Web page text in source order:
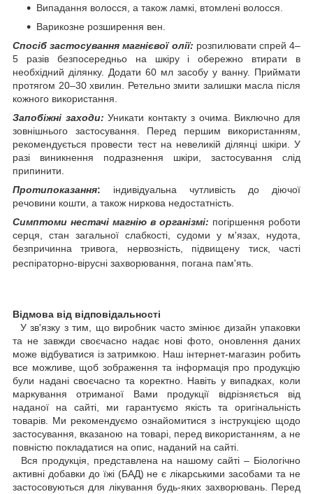
Випадання волосся, а також ламкі, втомлені волосся.
Варикозне розширення вен.
Спосіб застосування магнієвої олії: розпилювати спрей 4–
5 разів безпосередньо на шкіру і обережно втирати в
необхідний ділянку. Додати 60 мл засобу у ванну. Приймати
протягом 20–30 хвилин. Ретельно змити залишки масла після
кожного використання.
Запобіжні заходи: Уникати контакту з очима. Виключно для
зовнішнього застосування. Перед першим використанням,
рекомендується провести тест на невеликій ділянці шкіри. У
разі виникнення подразнення шкіри, застосування слід
припинити.
Протипоказання: індивідуальна чутливість до діючої
речовини кошти, а також ниркова недостатність.
Симптоми нестачі магнію в організмі: погіршення роботи
серця, стан загальної слабкості, судоми у м'язах, нудота,
безпричинна тривога, нервозність, підвищену тиск, часті
респіраторно-вірусні захворювання, погана пам'ять.
Відмова від відповідальності
У зв'язку з тим, що виробник часто змінює дизайн упаковки
та не завжди своєчасно надає нові фото, оновлення даних
може відбуватися із затримкою. Наш інтернет-магазин робить
все можливе, щоб зображення та інформація про продукцію
були надані своєчасно та коректно. Навіть у випадках, коли
маркування отриманої Вами продукції відрізняється від
наданої на сайті, ми гарантуємо якість та оригінальність
товарів. Ми рекомендуємо ознайомитися з інструкцією щодо
застосування, вказаною на товарі, перед використанням, а не
повністю покладатися на опис, наданий на сайті.
Вся продукція, представлена на нашому сайті – Біологічно
активні добавки до їжі (БАД) не є лікарськими засобами та не
застосовуються для лікування будь-яких захворювань. Перед